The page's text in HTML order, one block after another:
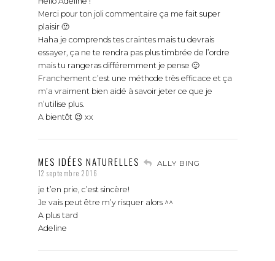
Merci pour ton joli commentaire ça me fait super
plaisir 🙂
Haha je comprends tes craintes mais tu devrais
essayer, ça ne te rendra pas plus timbrée de l’ordre
mais tu rangeras différemment je pense 🙂
Franchement c’est une méthode très efficace et ça
m’a vraiment bien aidé à savoir jeter ce que je
n’utilise plus.
A bientôt 😉 xx
MES IDÉES NATURELLES ALLY BING
12 septembre 2016
je t’en prie, c’est sincère!
Je vais peut être m’y risquer alors ^^
A plus tard
Adeline